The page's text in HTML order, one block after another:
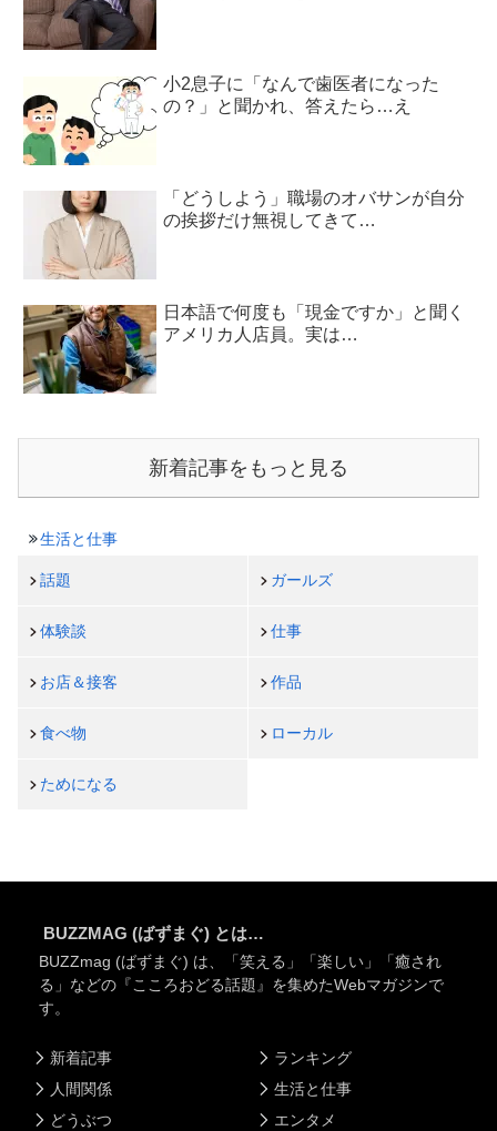
小2息子に「なんで歯医者になった
の？」と聞かれ、答えたら…え
「どうしよう」職場のオバサンが自分
の挨拶だけ無視してきて…
日本語で何度も「現金ですか」と聞く
アメリカ人店員。実は…
新着記事をもっと見る
生活と仕事
話題 ガールズ
体験談 仕事
お店＆接客 作品
食べ物 ローカル
ためになる
BUZZMAG (ばずまぐ) とは…
BUZZmag (ばずまぐ) は、「笑える」「楽しい」「癒され
る」などの『こころおどる話題』を集めたWebマガジンで
す。
新着記事
人間関係
どうぶつ
ランキング
生活と仕事
エンタメ